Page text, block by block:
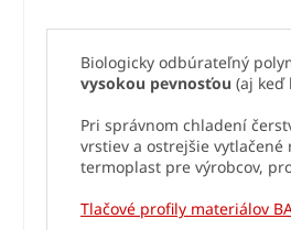
Biologicky odbúrateľný
vysokou pevnosťou (aj keď
Pri správnom chladení
vrstiev a ostrejšie
termoplast pre výrobcov,
Tlačové profily materiálov